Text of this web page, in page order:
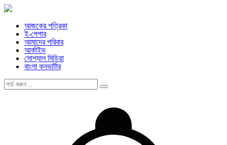
আজকের পত্রিকা
ই-পেপার
আমাদের পরিবার
আর্কাইভ
সোশ্যাল মিডিয়া
বাংলা কনভার্টার